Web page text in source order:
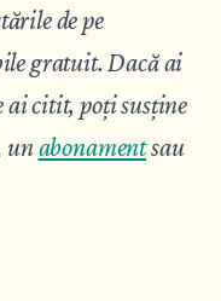
de pe
gratuit. Dacă ai
ai citit, poți susține
unabonamentsau